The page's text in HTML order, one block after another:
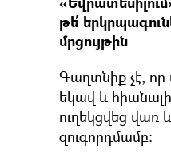
թե՛
մրցույթին
Գաղտնիք չէ,
եկավ և հիանալի
ուղեկցվեց վառ
զուգորդմամբ: